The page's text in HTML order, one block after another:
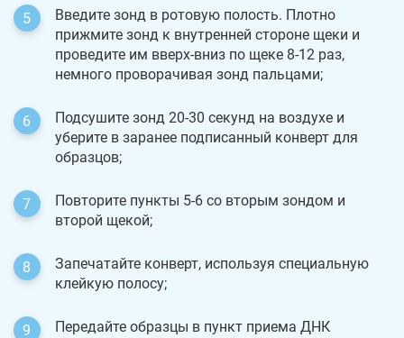
Введите зонд в ротовую полость. Плотно
прижмите зонд к внутренней стороне щеки и
проведите им вверх-вниз по щеке 8-12 раз,
немного проворачивая зонд пальцами;
Подсушите зонд 20-30 секунд на воздухе и
уберите в заранее подписанный конверт для
образцов;
Повторите пункты 5-6 со вторым зондом и
второй щекой;
Запечатайте конверт, используя специальную
клейкую полосу;
Передайте образцы в пункт приема ДНК